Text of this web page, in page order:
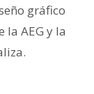
gráfico
la AEG y la